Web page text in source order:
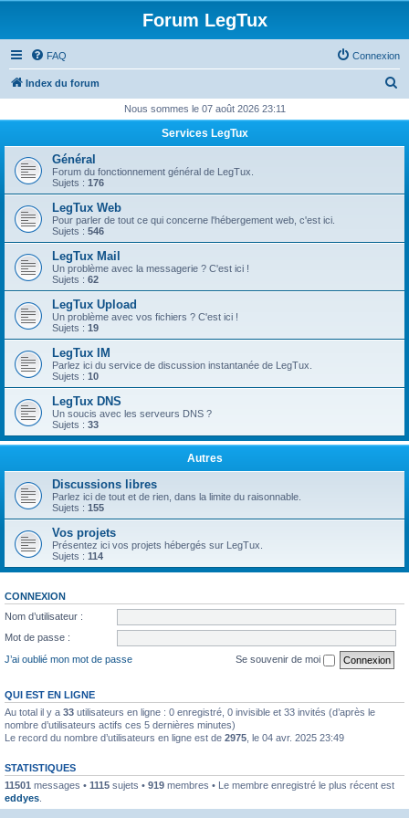
Forum LegTux
FAQ Connexion
Index du forum
h
r
Nous sommes le 07 août 2026 23:11
Services LegTux
Général
Forum du fonctionnement général de LegTux.
Sujets : 176
LegTux Web
Pour parler de tout ce qui concerne l'hébergement web, c'est ici.
Sujets : 546
LegTux Mail
Un problème avec la messagerie ? C'est ici !
Sujets : 62
LegTux Upload
Un problème avec vos fichiers ? C'est ici !
Sujets : 19
LegTux IM
Parlez ici du service de discussion instantanée de LegTux.
Sujets : 10
LegTux DNS
Un soucis avec les serveurs DNS ?
Sujets : 33
Autres
Discussions libres
Parlez ici de tout et de rien, dans la limite du raisonnable.
Sujets : 155
Vos projets
Présentez ici vos projets hébergés sur LegTux.
Sujets : 114
CONNEXION
Nom d’utilisateur :
Mot de passe :
J’ai oublié mon mot de passe
Se souvenir de moi
QUI EST EN LIGNE
Au total il y a 33 utilisateurs en ligne : 0 enregistré, 0 invisible et 33 invités (d’après le
nombre d’utilisateurs actifs ces 5 dernières minutes)
Le record du nombre d’utilisateurs en ligne est de 2975 , le 04 avr. 2025 23:49
STATISTIQUES
11501 messages • 1115 sujets • 919 membres • Le membre enregistré le plus récent est
eddyes